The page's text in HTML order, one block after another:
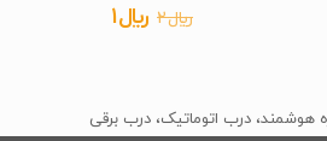
﷼2 قیمت
بود.
﷼1قیمت
است.
هوشمند، درب اتوماتیک، درب برقی